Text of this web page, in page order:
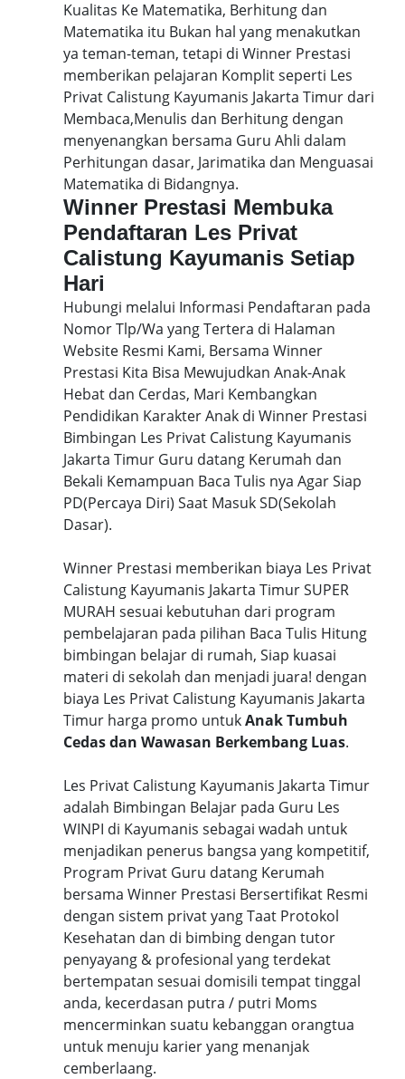
Kualitas Ke Matematika, Berhitung dan
Matematika itu Bukan hal yang menakutkan
ya teman-teman, tetapi di Winner Prestasi
memberikan pelajaran Komplit seperti Les
Privat Calistung Kayumanis Jakarta Timur dari
Membaca,Menulis dan Berhitung dengan
menyenangkan bersama Guru Ahli dalam
Perhitungan dasar, Jarimatika dan Menguasai
Matematika di Bidangnya.
Winner Prestasi Membuka
Pendaftaran Les Privat
Calistung Kayumanis Setiap
Hari
Hubungi melalui Informasi Pendaftaran pada
Nomor Tlp/Wa yang Tertera di Halaman
Website Resmi Kami, Bersama Winner
Prestasi Kita Bisa Mewujudkan Anak-Anak
Hebat dan Cerdas, Mari Kembangkan
Pendidikan Karakter Anak di Winner Prestasi
Bimbingan Les Privat Calistung Kayumanis
Jakarta Timur Guru datang Kerumah dan
Bekali Kemampuan Baca Tulis nya Agar Siap
PD(Percaya Diri) Saat Masuk SD(Sekolah
Dasar).
Winner Prestasi memberikan biaya Les Privat
Calistung Kayumanis Jakarta Timur SUPER
MURAH sesuai kebutuhan dari program
pembelajaran pada pilihan Baca Tulis Hitung
bimbingan belajar di rumah, Siap kuasai
materi di sekolah dan menjadi juara! dengan
biaya Les Privat Calistung Kayumanis Jakarta
Timur harga promo untukAnak Tumbuh
Cedas dan Wawasan Berkembang Luas.
Les Privat Calistung Kayumanis Jakarta Timur
adalah Bimbingan Belajar pada Guru Les
WINPI di Kayumanis sebagai wadah untuk
menjadikan penerus bangsa yang kompetitif,
Program Privat Guru datang Kerumah
bersama Winner Prestasi Bersertifikat Resmi
dengan sistem privat yang Taat Protokol
Kesehatan dan di bimbing dengan tutor
penyayang & profesional yang terdekat
bertempatan sesuai domisili tempat tinggal
anda, kecerdasan putra / putri Moms
mencerminkan suatu kebanggan orangtua
untuk menuju karier yang menanjak
cemberlaang.